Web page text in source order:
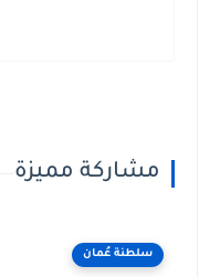
مشاركة مميزة
سلطنة عُمان